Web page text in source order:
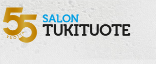
Hyppää
pääsisältöön